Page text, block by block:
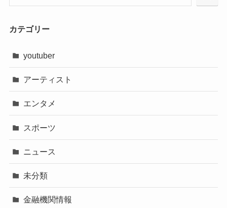
カテゴリー
youtuber
アーティスト
エンタメ
スポーツ
ニュース
未分類
金融機関情報